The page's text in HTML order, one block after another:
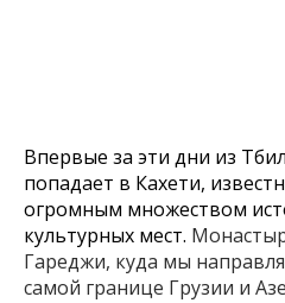
Впервые за эти дни из
попадает в Кахети,
огромным множеством
культурных мест.
Гареджи, куда мы
самой границе Грузии и